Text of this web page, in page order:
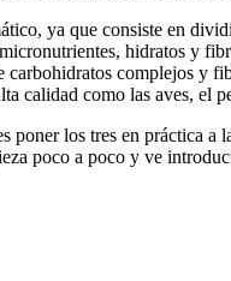
ya que consiste en
hidratos y
carbohidratos complejos y
calidad como las aves, el
poner los tres en práctica
poco a poco y ve